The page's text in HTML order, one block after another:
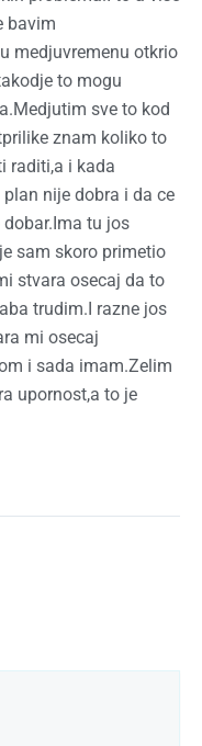
bavim
medjuvremenu otkrio
to mogu
sve to kod
znam koliko to
raditi,a i kada
nije dobra i da ce
tu jos
sam skoro primetio
stvara osecaj da to
trudim.I razne jos
mi osecaj
i sada imam.Zelim
upornost,a to je